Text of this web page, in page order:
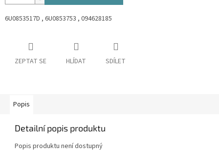
6U0853517D , 6U0853753 , 094628185
ZEPTAT SE HLÍDAT SDÍLET
Popis
Detailní popis produktu
Popis produktu není dostupný